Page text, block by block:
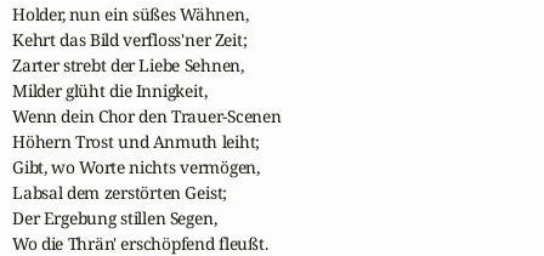
Holder, nun ein süßes Wähnen,
Kehrt das Bild verfloss'ner Zeit;
Zarter strebt der Liebe Sehnen,
Milder glüht die Innigkeit,
Wenn dein Chor den Trauer-Scenen
Höhern Trost und Anmuth leiht;
Gibt, wo Worte nichts vermögen,
Labsal dem zerstörten Geist;
Der Ergebung stillen Segen,
Wo die Thrän' erschöpfend fleußt.